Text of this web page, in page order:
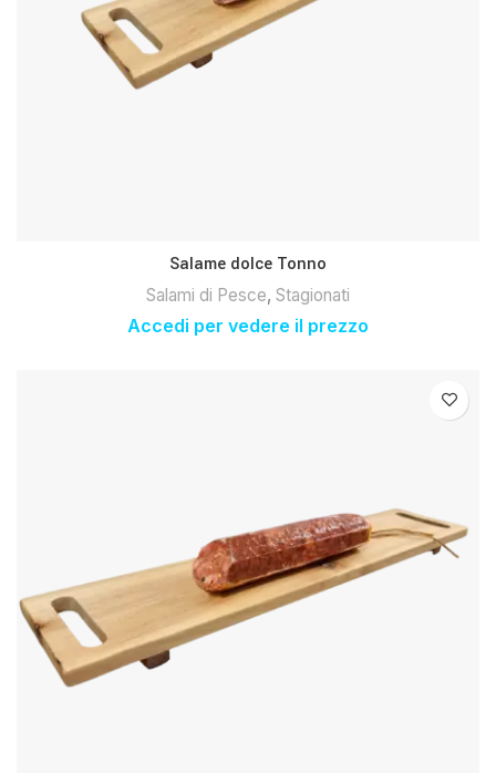
Salame dolce Tonno
Salami di Pesce, Stagionati
Accedi per vedere il prezzo